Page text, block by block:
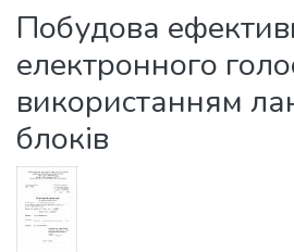
Побудова
електронного
використанням
блоків